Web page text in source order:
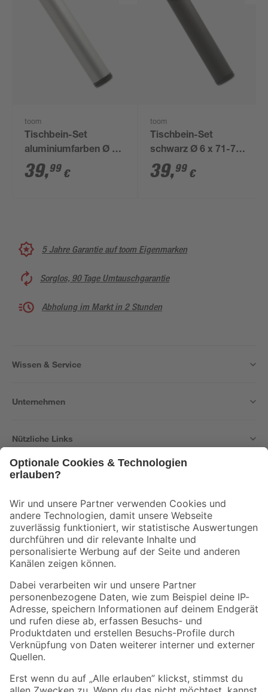
toom
Tischbein-Set
aluminiumfarben Ø 6
x 71-73,5 cm 4-teilig
39,99 €
toom
Tischbein-Set
schwarz Ø 6 x 71-73,5
cm 4-teilig
39,99 €
5 Jahre Garantie auf toom Eigenmarken
Sorglos, 90 Tage Umtauschgarantie
Abholung im Markt in 2 Stunden
Wissen & Service
Unternehmen
Nützliche Links
Der toom Newsletter: Keine Angebote und Aktionen mehr verpassen!
Zur Newsletter Anmeldung
Folge uns
Zahlungsarten Versandarten
Sicher einkaufen